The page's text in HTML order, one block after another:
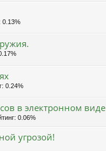
0.13%
0.24%
в электронном виде
0.06%
угрозой!